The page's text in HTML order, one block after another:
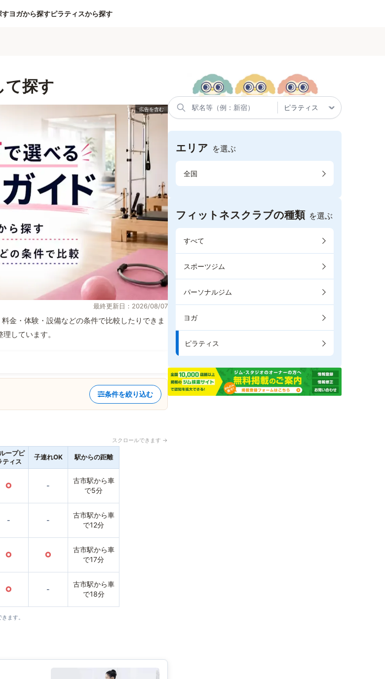
すヨガから探すピラティスから探す
て探す
最終更新日：2026/08/07
金・体験・設備などの条件で比較したりできま
しています。
条件を絞り込む
スクロールできます →
ープピ
ティス
子連れOK 駅からの距離
○ -
古市駅から車
で5分
- -
古市駅から車
で12分
○ ○
古市駅から車
で17分
○ -
古市駅から車
で18分
ます。
エリア を選ぶ
全国
フィットネスクラブの種類 を選ぶ
すべて
スポーツジム
パーソナルジム
ヨガ
ピラティス